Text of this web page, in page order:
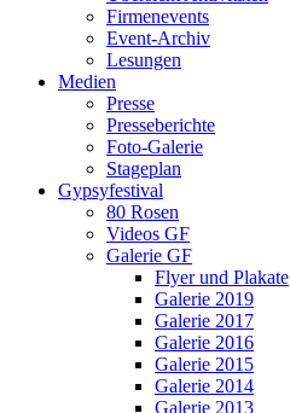
Firmenevents
Event-Archiv
Lesungen
Medien
Presse
Presseberichte
Foto-Galerie
Stageplan
Gypsyfestival
80 Rosen
Videos GF
Galerie GF
Flyer und Plakate
Galerie 2019
Galerie 2017
Galerie 2016
Galerie 2015
Galerie 2014
Galerie 2013